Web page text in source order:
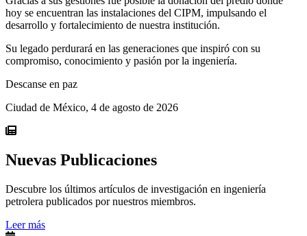
hoy se encuentran las instalaciones del CIPM, impulsando el
desarrollo y fortalecimiento de nuestra institución.
Su legado perdurará en las generaciones que inspiró con su
compromiso, conocimiento y pasión por la ingeniería.
Descanse en paz
Ciudad de México, 4 de agosto de 2026
Nuevas Publicaciones
Descubre los últimos artículos de investigación en ingeniería
petrolera publicados por nuestros miembros.
Leer más